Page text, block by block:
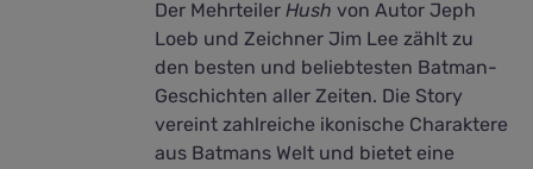
Der MehrteilerHush von Autor Jeph
Loeb und Zeichner Jim Lee zählt zu
den besten und beliebtesten Batman-
Geschichten aller Zeiten. Die Story
vereint zahlreiche ikonische Charaktere
aus Batmans Welt und bietet eine